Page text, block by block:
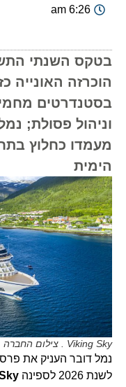
6:26 am
הוכרזה האונייה
בסטנדרטים
וניהול פסולת;
מעמדו כחלוץ
הימית
Viking Sky . צילום החברה
נמל דובר העניק את
לשנת 2026 לספינה